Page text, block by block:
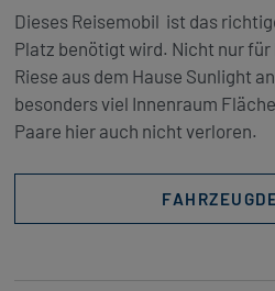
Dieses Reisemobil ist das
Platz benötigt wird. Nicht nur
Riese aus dem Hause Sunlight
besonders viel Innenraum
Paare hier auch nicht verloren.